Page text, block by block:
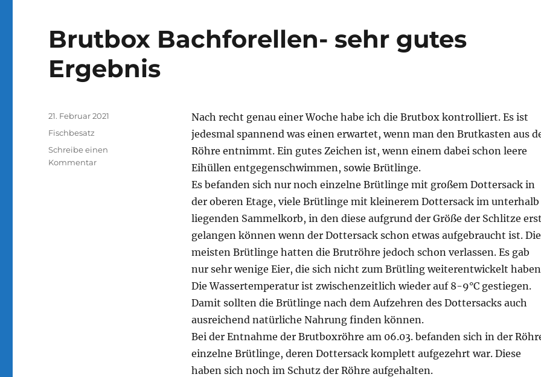
Brutbox Bachforellen- sehr gutes
Ergebnis
Nach recht genau einer Woche habe ich die Brutbox kontrolliert. Es ist
jedesmal spannend was einen erwartet, wenn man den Brutkasten aus
Röhre entnimmt. Ein gutes Zeichen ist, wenn einem dabei schon leere
Eihüllen entgegenschwimmen, sowie Brütlinge.
Es befanden sich nur noch einzelne Brütlinge mit großem Dottersack in
der oberen Etage, viele Brütlinge mit kleinerem Dottersack im unterhalb
liegenden Sammelkorb, in den diese aufgrund der Größe der Schlitze
gelangen können wenn der Dottersack schon etwas aufgebraucht ist. Die
meisten Brütlinge hatten die Brutröhre jedoch schon verlassen. Es gab
nur sehr wenige Eier, die sich nicht zum Brütling weiterentwickelt
Die Wassertemperatur ist zwischenzeitlich wieder auf 8-9°C gestiegen.
Damit sollten die Brütlinge nach dem Aufzehren des Dottersacks auch
ausreichend natürliche Nahrung finden können.
Bei der Entnahme der Brutboxröhre am 06.03. befanden sich in der
einzelne Brütlinge, deren Dottersack komplett aufgezehrt war. Diese
haben sich noch im Schutz der Röhre aufgehalten.
Veröffentlicht
am
21. Februar 2021
Kategorien
Fischbesatz
Schreibe einen
Kommentarzu